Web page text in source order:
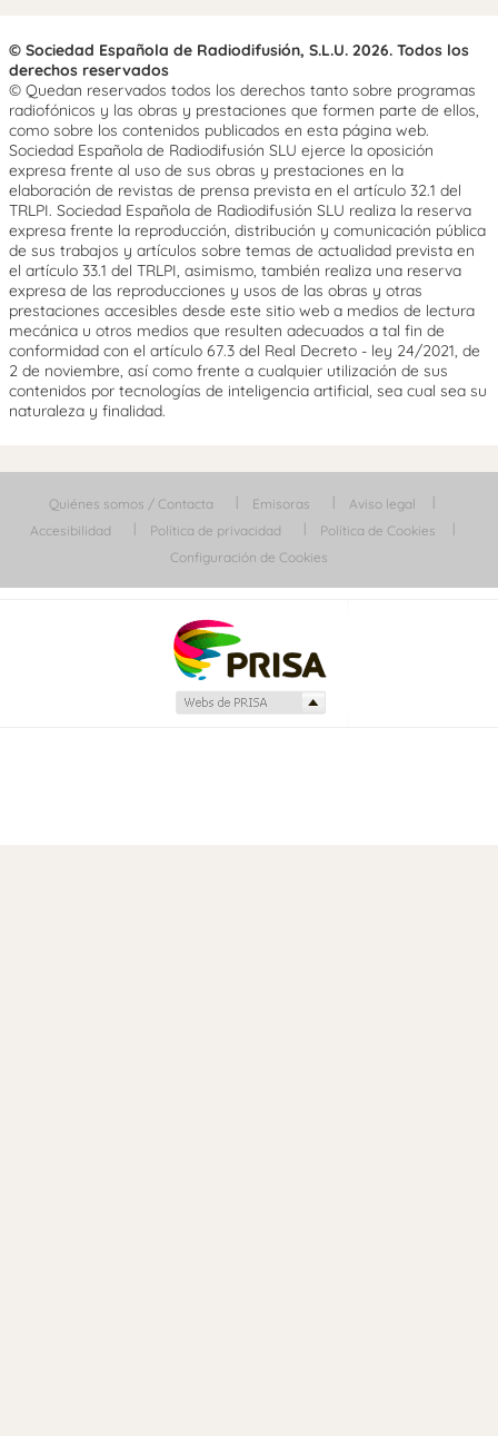
© Sociedad Española de Radiodifusión, S.L.U. 2026. Todos los
derechos reservados
© Quedan reservados todos los derechos tanto sobre programas
radiofónicos y las obras y prestaciones que formen parte de ellos,
como sobre los contenidos publicados en esta página web.
Sociedad Española de Radiodifusión SLU ejerce la oposición
expresa frente al uso de sus obras y prestaciones en la
elaboración de revistas de prensa prevista en el artículo 32.1 del
TRLPI. Sociedad Española de Radiodifusión SLU realiza la reserva
expresa frente la reproducción, distribución y comunicación pública
de sus trabajos y artículos sobre temas de actualidad prevista en
el artículo 33.1 del TRLPI, asimismo, también realiza una reserva
expresa de las reproducciones y usos de las obras y otras
prestaciones accesibles desde este sitio web a medios de lectura
mecánica u otros medios que resulten adecuados a tal fin de
conformidad con el artículo 67.3 del Real Decreto - ley 24/2021, de
2 de noviembre, así como frente a cualquier utilización de sus
contenidos por tecnologías de inteligencia artificial, sea cual sea su
naturaleza y finalidad.
Quiénes somos / Contacta Emisoras
Aviso legal
Accesibilidad
Política de privacidad
Política de Cookies
Configuración de Cookies